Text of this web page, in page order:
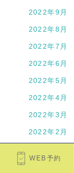
WEB予約
2022年9月
2022年8月
2022年7月
2022年6月
2022年5月
2022年4月
2022年3月
2022年2月